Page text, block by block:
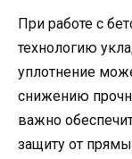
При работе с
технологию
уплотнение
снижению
важно
защиту от